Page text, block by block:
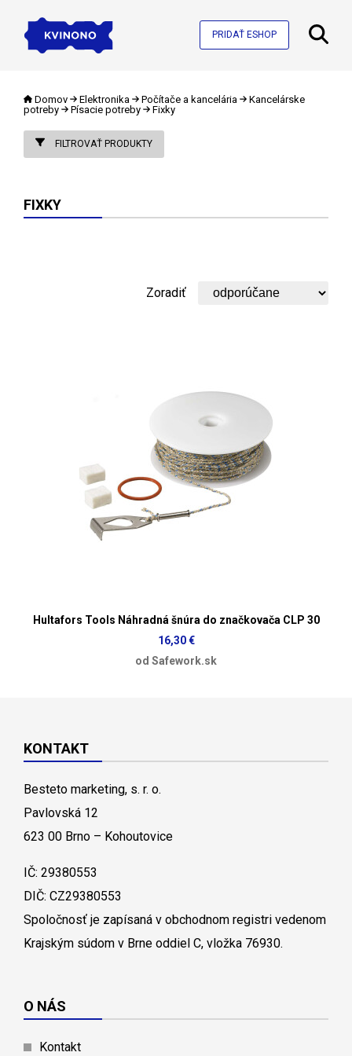
PRIDAŤ ESHOP
Domov Elektronika Počítače a kancelária
Kancelárske
potreby
Písacie potreby Fixky
FILTROVAŤ PRODUKTY
FIXKY
Zoradiť
Hultafors Tools Náhradná šnúra do značkovača CLP 30
16,30 €
od Safework.sk
KONTAKT
Besteto marketing, s. r. o.
Pavlovská 12
623 00 Brno – Kohoutovice
IČ: 29380553
DIČ: CZ29380553
Spoločnosť je zapísaná v obchodnom registri vedenom
Krajským súdom v Brne oddiel C, vložka 76930.
O NÁS
Kontakt